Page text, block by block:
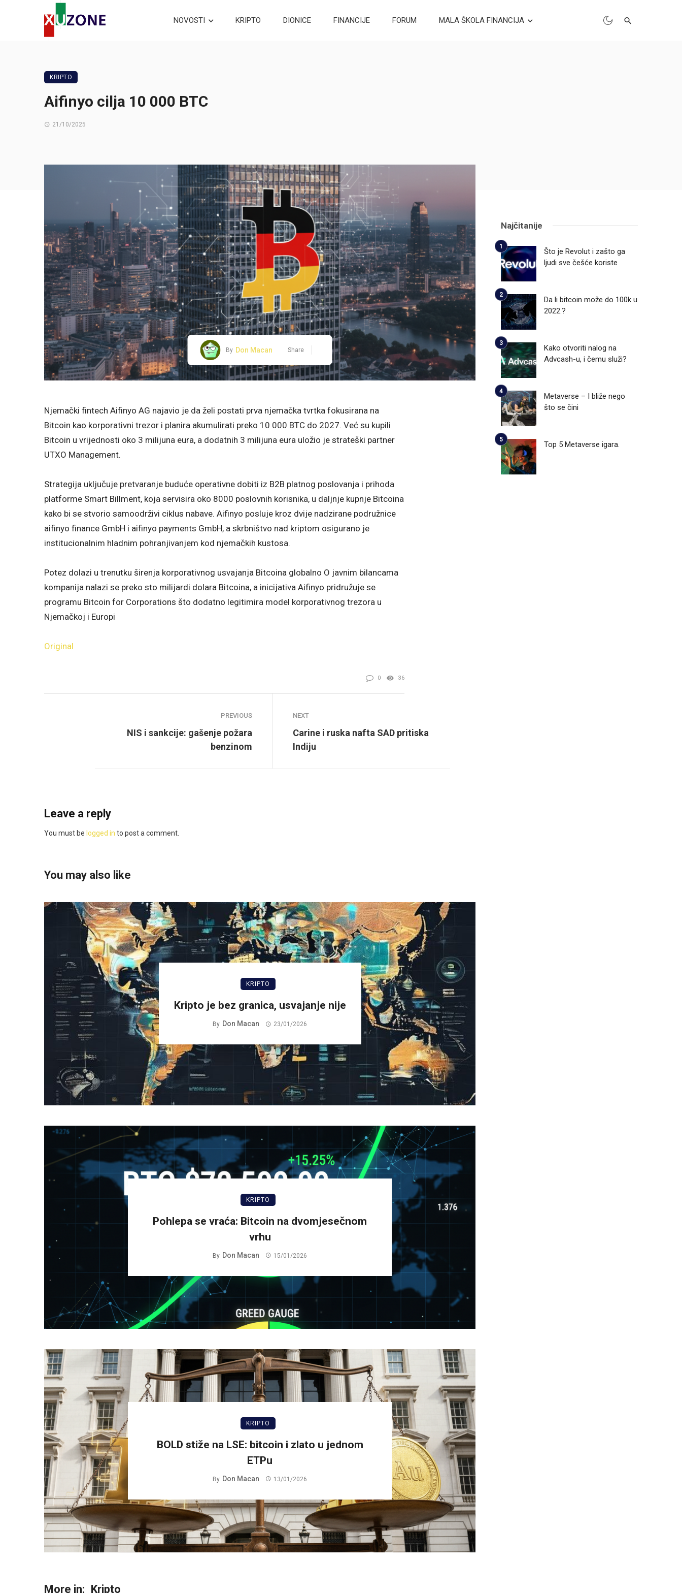
NOVOSTI KRIPTO DIONICE FINANCIJE FORUM MALA ŠKOLA FINANCIJA
KRIPTO
Aifinyo cilja 10 000 BTC
21/10/2025
By Don Macan Share
Njemački fintech Aifinyo AG najavio je da želi postati prva njemačka tvrtka fokusirana na
Bitcoin kao korporativni trezor i planira akumulirati preko 10 000 BTC do 2027. Već su kupili
Bitcoin u vrijednosti oko 3 milijuna eura, a dodatnih 3 milijuna eura uložio je strateški partner
UTXO Management.
Strategija uključuje pretvaranje buduće operativne dobiti iz B2B platnog poslovanja i prihoda
platforme Smart Billment, koja servisira oko 8000 poslovnih korisnika, u daljnje kupnje Bitcoina
kako bi se stvorio samoodrživi ciklus nabave. Aifinyo posluje kroz dvije nadzirane podružnice
aifinyo finance GmbH i aifinyo payments GmbH, a skrbništvo nad kriptom osigurano je
institucionalnim hladnim pohranjivanjem kod njemačkih kustosa.
Potez dolazi u trenutku širenja korporativnog usvajanja Bitcoina globalno O javnim bilancama
kompanija nalazi se preko sto milijardi dolara Bitcoina, a inicijativa Aifinyo pridružuje se
programu Bitcoin for Corporations što dodatno legitimira model korporativnog trezora u
Njemačkoj i Europi
Original
0 36
PREVIOUS
NIS i sankcije: gašenje požara
benzinom
NEXT
Carine i ruska nafta SAD pritiska
Indiju
Leave a reply
You must be logged in to post a comment.
You may also like
KRIPTO
Kripto je bez granica, usvajanje nije
By Don Macan 23/01/2026
KRIPTO
Pohlepa se vraća: Bitcoin na dvomjesečnom
vrhu
By Don Macan 15/01/2026
KRIPTO
BOLD stiže na LSE: bitcoin i zlato u jednom
ETPu
By Don Macan 13/01/2026
More in: Kripto
Najčitanije
Što je Revolut i zašto ga
ljudi sve češće koriste
Da li bitcoin može do 100k u
2022.?
Kako otvoriti nalog na
Advcash-u, i čemu služi?
Metaverse – I bliže nego
što se čini
Top 5 Metaverse igara.